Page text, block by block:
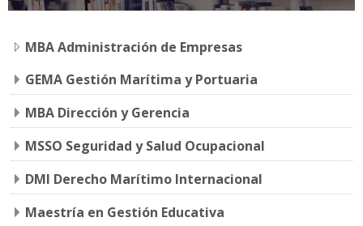
MBA Administración de Empresas
GEMA Gestión Marítima y Portuaria
MBA Dirección y Gerencia
MSSO Seguridad y Salud Ocupacional
DMI Derecho Marítimo Internacional
Maestría en Gestión Educativa